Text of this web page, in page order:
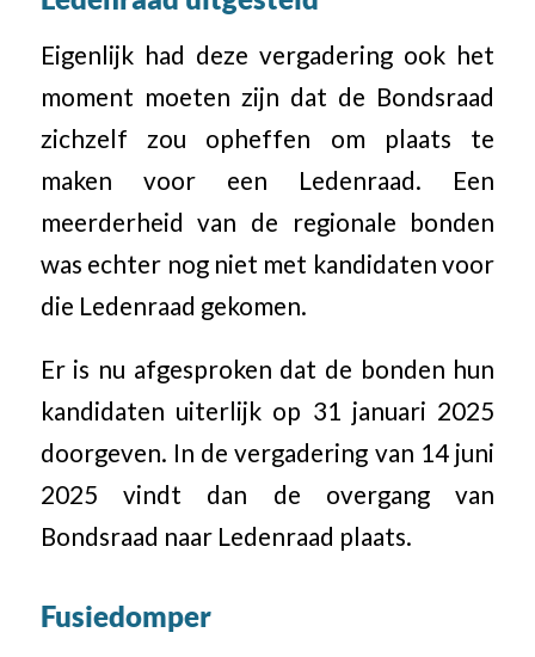
Eigenlijk had deze vergadering ook het
moment moeten zijn dat de Bondsraad
zichzelf zou opheffen om plaats te
maken voor een Ledenraad. Een
meerderheid van de regionale bonden
was echter nog niet met kandidaten voor
die Ledenraad gekomen.
Er is nu afgesproken dat de bonden hun
kandidaten uiterlijk op 31 januari 2025
doorgeven. In de vergadering van 14 juni
2025 vindt dan de overgang van
Bondsraad naar Ledenraad plaats.
Fusiedomper